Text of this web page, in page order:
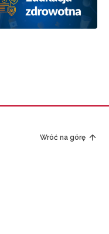
Wróć na górę